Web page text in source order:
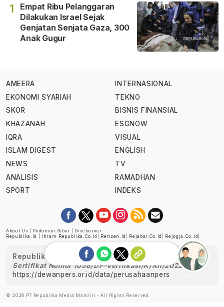
1
Empat Ribu Pelanggaran
Dilakukan Israel Sejak
Genjatan Senjata Gaza, 300
Anak Gugur
AMEERA
EKONOMI SYARIAH
SKOR
KHAZANAH
IQRA
ISLAM DIGEST
NEWS
ANALISIS
SPORT
INTERNASIONAL
TEKNO
BISNIS FINANSIAL
ESGNOW
VISUAL
ENGLISH
TV
RAMADHAN
INDEKS
About Us Pedoman Siber
Disclaimer
Republika.id
Ihram.republika.co.id Retizen.id Rejabar.co.id Rejogja.co.id
Republika telah diverifikasi oleh Dewan Pers
Sertifikat Nomor 1058/DP-Verifikasi/K/XII/2022
https://dewanpers.or.id/data/perusahaanpers
© 2026 PT Republika Media Mandiri - All Rights Reserved.